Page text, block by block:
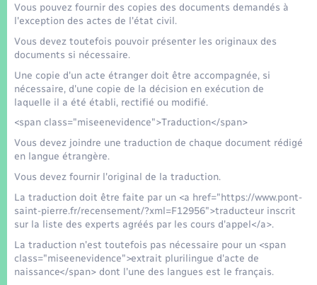
Vous pouvez fournir des copies des documents demandés à
l'exception des actes de l'état civil.
Vous devez toutefois pouvoir présenter les originaux des
documents si nécessaire.
Une copie d'un acte étranger doit être accompagnée, si
nécessaire, d'une copie de la décision en exécution de
laquelle il a été établi, rectifié ou modifié.
<span class="miseenevidence">Traduction</span>
Vous devez joindre une traduction de chaque document rédigé
en langue étrangère.
Vous devez fournir l'original de la traduction.
La traduction doit être faite par un <a href="https://www.pont-
saint-pierre.fr/recensement/?xml=F12956">traducteur inscrit
sur la liste des experts agréés par les cours d'appel</a>.
La traduction n'est toutefois pas nécessaire pour un <span
class="miseenevidence">extrait plurilingue d'acte de
naissance</span> dont l'une des langues est le français.